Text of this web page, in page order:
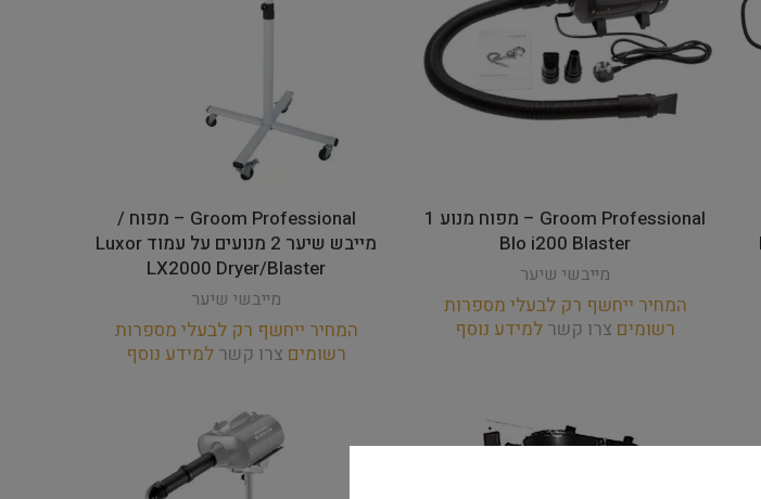
Groom Professional – מפוח מנוע 1
Blo i200 Blaster
מייבשי שיער
המחיר ייחשף רק לבעלי מספרות
רשומים צרו קשר למידע נוסף
Groom Professional – מפוח /
מייבש שיער 2 מנועים על עמוד Luxor
LX2000 Dryer/Blaster
מייבשי שיער
המחיר ייחשף רק לבעלי מספרות
רשומים צרו קשר למידע נוסף